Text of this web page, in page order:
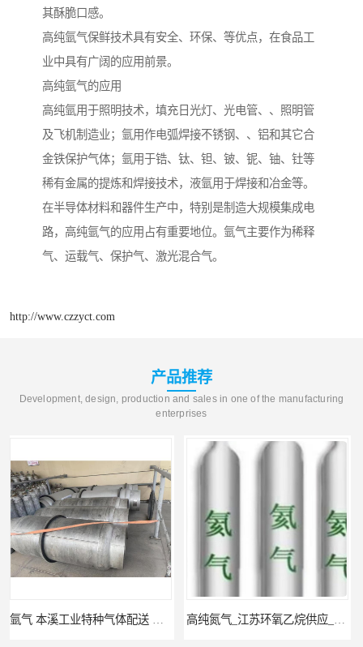
其酥脆口感。
高纯氩气保鲜技术具有安全、环保、等优点，在食品工
业中具有广阔的应用前景。
高纯氩气的应用
高纯氩用于照明技术，填充日光灯、光电管、、照明管
及飞机制造业；氩用作电弧焊接不锈钢、、铝和其它合
金铁保护气体；氩用于锆、钛、钽、铍、铌、铀、钍等
稀有金属的提炼和焊接技术，液氩用于焊接和冶金等。
在半导体材料和器件生产中，特别是制造大规模集成电
路，高纯氩气的应用占有重要地位。氩气主要作为稀释
气、运载气、保护气、激光混合气。
http://www.czzyct.com
产品推荐
Development, design, production and sales in one of the manufacturing
enterprises